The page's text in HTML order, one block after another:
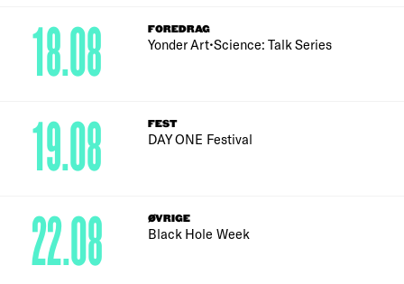
FOREDRAG
Yonder Art•Science: Talk Series
18.08
FEST
DAY ONE Festival
19.08
ØVRIGE
Black Hole Week
22.08